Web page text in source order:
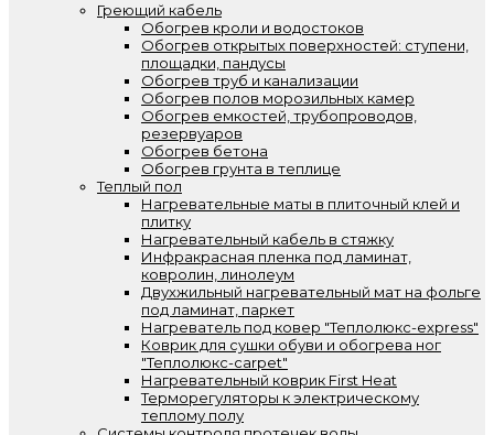
Греющий кабель
Обогрев кроли и водостоков
Обогрев открытых поверхностей: ступени,
площадки, пандусы
Обогрев труб и канализации
Обогрев полов морозильных камер
Обогрев емкостей, трубопроводов,
резервуаров
Обогрев бетона
Обогрев грунта в теплице
Теплый пол
Нагревательные маты в плиточный клей и
плитку
Нагревательный кабель в стяжку
Инфракрасная пленка под ламинат,
ковролин, линолеум
Двухжильный нагревательный мат на фольге
под ламинат, паркет
Нагреватель под ковер "Теплолюкс-express"
Коврик для сушки обуви и обогрева ног
"Теплолюкс-carpet"
Нагревательный коврик First Heat
Терморегуляторы к электрическому
теплому полу